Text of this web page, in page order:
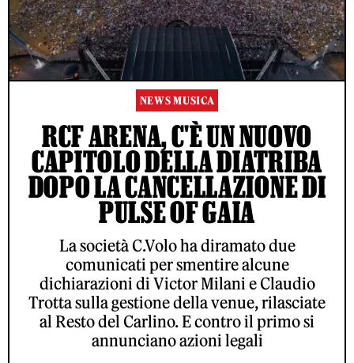
NEWS MUSICA
RCF ARENA, C'È UN NUOVO
CAPITOLO DELLA DIATRIBA
DOPO LA CANCELLAZIONE DI
PULSE OF GAIA
La società C.Volo ha diramato due
comunicati per smentire alcune
dichiarazioni di Victor Milani e Claudio
Trotta sulla gestione della venue, rilasciate
al Resto del Carlino. E contro il primo si
annunciano azioni legali